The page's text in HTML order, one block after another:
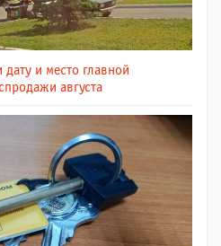
и место главной
августа